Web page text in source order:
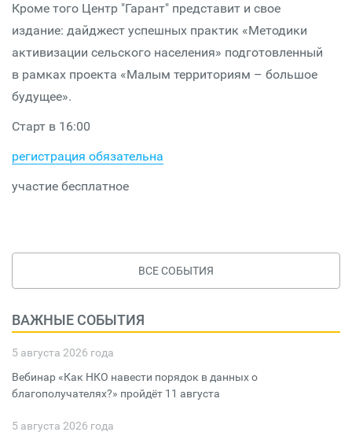
Кроме того Центр "Гарант" представит и свое
издание: дайджест успешных практик «Методики
активизации сельского населения» подготовленный
в рамках проекта «Малым территориям – большое
будущее».
Старт в 16:00
регистрация обязательна
участие бесплатное
ВСЕ СОБЫТИЯ
ВАЖНЫЕ СОБЫТИЯ
5 августа 2026 года
Вебинар «Как НКО навести порядок в данных о
благополучателях?» пройдёт 11 августа
5 августа 2026 года